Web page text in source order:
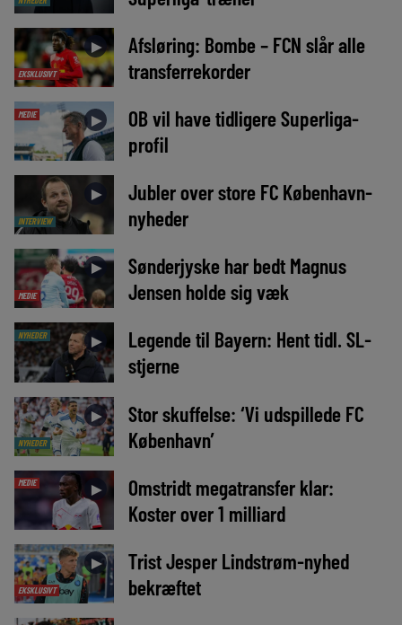
EKSKLUSIVT
►
Afsløring: Bombe – FCN slår alle
transferrekorder
MEDIE ►
OB vil have tidligere Superliga-
profil
INTERVIEW
►
Jubler over store FC København-
nyheder
MEDIE
►
Sønderjyske har bedt Magnus
Jensen holde sig væk
NYHEDER ►
Legende til Bayern: Hent tidl. SL-
stjerne
NYHEDER
►
Stor skuffelse: ‘Vi udspillede FC
København’
MEDIE ►
Omstridt megatransfer klar:
Koster over 1 milliard
EKSKLUSIVT
►
Trist Jesper Lindstrøm-nyhed
bekræftet